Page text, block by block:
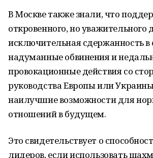
В Москве также знали, что
откровенного, но уважительного
исключительная сдержанность
надуманные обвинения и
провокационные действия со
руководства Европы или
наилучшие возможности для
отношений в будущем.
Это свидетельствует о
лидеров, если использовать